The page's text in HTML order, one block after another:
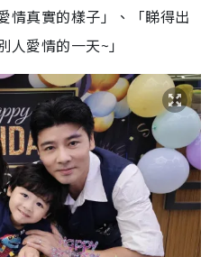
情真實的樣子」、「睇得出
愛情的一天~」